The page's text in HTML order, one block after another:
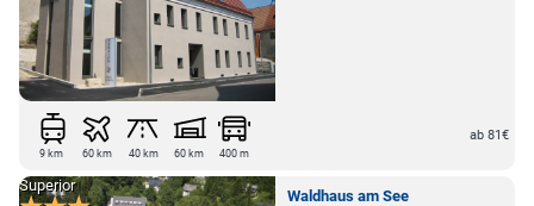
9 km 60 km 40 km 60 km 400 m
ab 81€
Waldhaus am See
Superior